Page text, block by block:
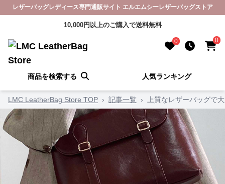
レザーバッグレディース専門通販サイト エルエムシーレザーバッグストア
10,000円以上のご購入で送料無料
0 0
商品を検索する 人気ランキング
LMC LeatherBag Store TOP › 記事一覧 › 上質なレザーバッグで